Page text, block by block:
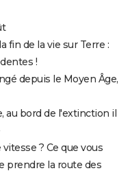
fin de la vie sur Terre :
!
depuis le Moyen Âge,
au bord de l'extinction il
? Ce que vous
prendre la route des